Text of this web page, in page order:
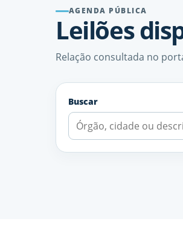
AGENDA PÚBLICA
Leilões
Relação consultada no
Buscar